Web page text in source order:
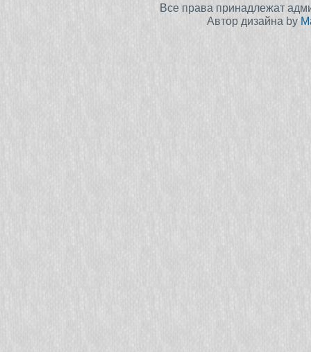
Все права принадлежат
Автор дизайна by